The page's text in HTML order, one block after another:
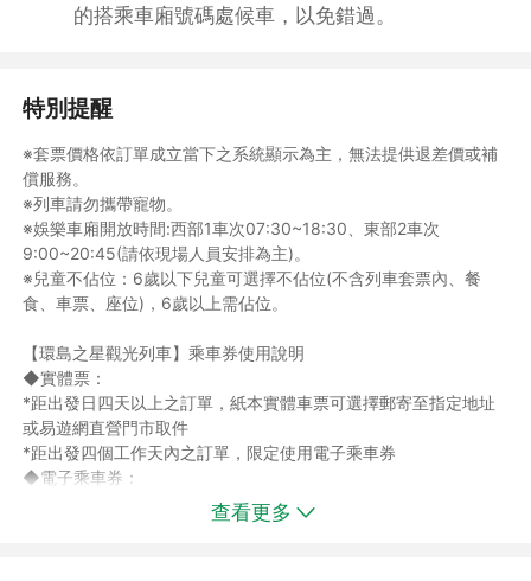
的搭乘車廂號碼處候車，以免錯過。
特別提醒
※套票價格依訂單成立當下之系統顯示為主，無法提供退差價或補
償服務。
※列車請勿攜帶寵物。
※娛樂車廂開放時間:西部1車次07:30~18:30、東部2車次
9:00~20:45(請依現場人員安排為主)。
※兒童不佔位：6歲以下兒童可選擇不佔位(不含列車套票內、餐
食、車票、座位)，6歲以上需佔位。
【環島之星觀光列車】乘車券使用說明
◆實體票：
*距出發日四天以上之訂單，紙本實體車票可選擇郵寄至指定地址
或易遊網直營門市取件
*距出發四個工作天內之訂單，限定使用電子乘車券
◆電子乘車券：
*登入易遊網APP，系統將自動提供電子乘車券，將於乘車時間前2
查看更多